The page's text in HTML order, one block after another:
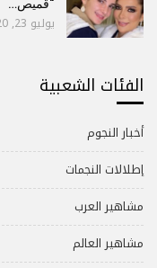
“قميص…
يوليو 23, 2020
الفئات الشعبية
أخبار النجوم
إطلالات النجمات
مشاهير العرب
مشاهير العالم